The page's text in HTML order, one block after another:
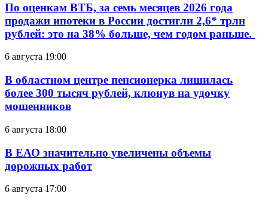
По оценкам ВТБ, за семь месяцев 2026 года
продажи ипотеки в России достигли 2,6* трлн
рублей: это на 38% больше, чем годом раньше.
6 августа 19:00
В областном центре пенсионерка лишилась
более 300 тысяч рублей, клюнув на удочку
мошенников
6 августа 18:00
В ЕАО значительно увеличены объемы
дорожных работ
6 августа 17:00